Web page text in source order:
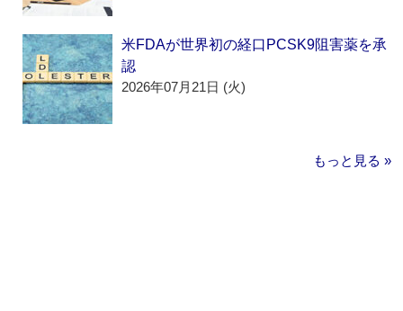
米FDAが世界初の経口PCSK9阻害薬を承
認
2026年07月21日 (火)
もっと見る »